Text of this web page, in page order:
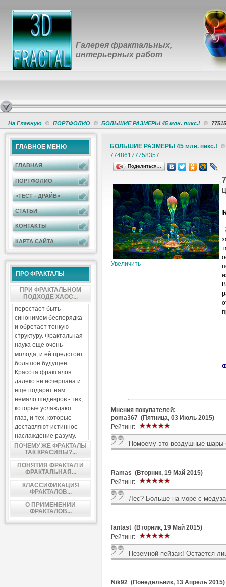
Галерея фрактальных,
интерьерных работ
На Главную ПОРТФОЛИО БОЛЬШИЕ РАЗМЕРЫ 45 млн. пикс.!
ГЛАВНОЕ МЕНЮ
ГЛАВНАЯ
ПОРТФОЛИО
«ТЕСТ - ДРАЙВ»
СТАТЬИ
КОНТАКТЫ
КАРТА САЙТА
ПРО ФРАКТАЛЫ
ПРИ ФРАКТАЛЬНОМ
ПОДХОДЕ ХАОС...
перестает быть
синонимом беспорядка
и обретает тонкую
структуру. Фрактальная
наука еще очень
молода, и ей предстоит
большое будущее.
Красота фракталов
далеко не исчерпана и
еще подарит нам
немало шедевров - тех,
которые услаждают
глаз, и тех, которые
доставляют истинное
наслаждение разуму.
ПОЧЕМУ ЖЕ ФРАКТАЛЫ
ТАК КРАСИВЫ?...
ПОНЯТИЯ ФРАКТАЛ И
ФРАКТАЛЬНАЯ...
КЛАССИФИКАЦИЯ
ФРАКТАЛОВ...
О ПРИМЕНЕНИИ
ФРАКТАЛОВ...
БОЛЬШИЕ РАЗМЕРЫ 45 млн. пикс.!
77486177758357
Поделиться…
Увеличить
Мнения покупателей:
poma367 (Пятница, 03 Июль 2015)
Рейтинг:
Помоему это воздушные шары
Ramas (Вторник, 19 Май 2015)
Рейтинг:
Лес? Больше на море с
fantast (Вторник, 19 Май 2015)
Рейтинг:
Неземной пейзаж! Остается
Nik92 (Понедельник, 13 Апрель 2015)